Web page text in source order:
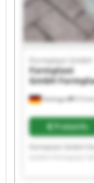
Hattingen 513
Formplast GmbH
Formplast
GmbH
Preisinfo
Formplast GmbH